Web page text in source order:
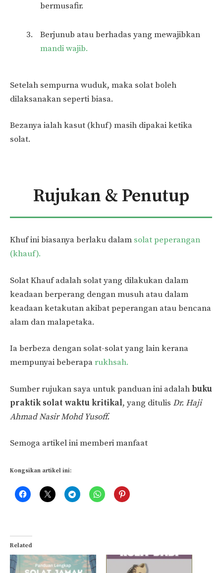
bermusafir.
Berjunub atau berhadas yang mewajibkan
mandi wajib.
Setelah sempurna wuduk, maka solat boleh
dilaksanakan seperti biasa.
Bezanya ialah kasut (khuf) masih dipakai ketika
solat.
Rujukan & Penutup
Khuf ini biasanya berlaku dalam solat peperangan
(khauf).
Solat Khauf adalah solat yang dilakukan dalam
keadaan berperang dengan musuh atau dalam
keadaan ketakutan akibat peperangan atau bencana
alam dan malapetaka.
Ia berbeza dengan solat-solat yang lain kerana
mempunyai beberaparukhsah.
Sumber rujukan saya untuk panduan ini adalahbuku
praktik solat waktu kritikal, yang ditulis Dr. Haji
Ahmad Nasir Mohd Yusoff.
Semoga artikel ini memberi manfaat
Kongsikan artikel ini:
Related